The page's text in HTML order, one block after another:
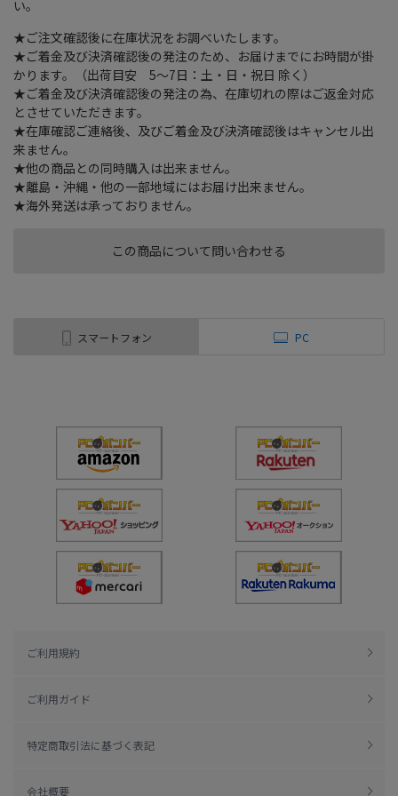
この商品について問い合わせる
い。
★ご注文確認後に在庫状況をお調べいたします。
★ご着金及び決済確認後の発注のため、お届けまでにお時間が掛
かります。（出荷目安 5～7日：土・日・祝日 除く）
★ご着金及び決済確認後の発注の為、在庫切れの際はご返金対応
とさせていただきます。
★在庫確認ご連絡後、及びご着金及び決済確認後はキャンセル出
来ません。
★他の商品との同時購入は出来ません。
★離島・沖縄・他の一部地域にはお届け出来ません。
★海外発送は承っておりません。
スマートフォン PC
ご利用規約
ご利用ガイド
特定商取引法に基づく表記
会社概要